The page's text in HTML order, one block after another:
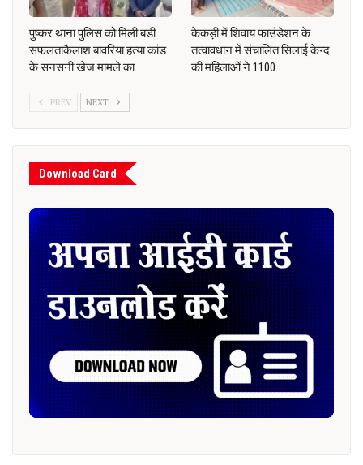
पुष्कर थाना पुलिस को मिली बडी
सफलताकैलाश बावरिया हत्या कांड
के सनसनी खेज मामले का…
केकड़ी में शिवाय फाउंडेशन के
तत्वावधान में संचालित सिलाई केन्द
की महिलाओं ने 1100…
PREV NEXT
Download Card